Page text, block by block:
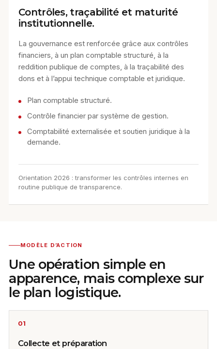
Contrôles, traçabilité et maturité
institutionnelle.
La gouvernance est renforcée grâce aux contrôles
financiers, à un plan comptable structuré, à la
reddition publique de comptes, à la traçabilité des
dons et à l’appui technique comptable et juridique.
Plan comptable structuré.
Contrôle financier par système de gestion.
Comptabilité externalisée et soutien juridique à la
demande.
Orientation 2026 : transformer les contrôles internes en
routine publique de transparence.
MODÈLE D’ACTION
Une opération simple en
apparence, mais complexe sur
le plan logistique.
01
Collecte et préparation